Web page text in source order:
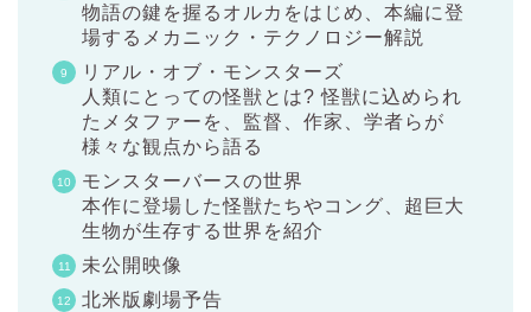
物語の鍵を握るオルカをはじめ、本編に登
場するメカニック・テクノロジー解説
リアル・オブ・モンスターズ
人類にとっての怪獣とは? 怪獣に込められ
たメタファーを、監督、作家、学者らが
様々な観点から語る
モンスターバースの世界
本作に登場した怪獣たちやコング、超巨大
生物が生存する世界を紹介
未公開映像
北米版劇場予告